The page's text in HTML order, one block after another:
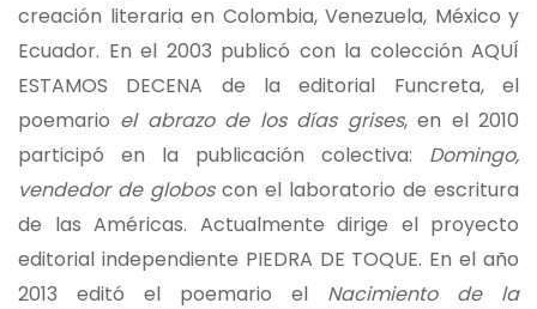
creación literaria en Colombia, Venezuela, México y
Ecuador. En el 2003 publicó con la colección AQUÍ
ESTAMOS DECENA de la editorial Funcreta, el
poemario el abrazo de los días grises, en el 2010
participó en la publicación colectiva: Domingo,
vendedor de globoscon el laboratorio de escritura
de las Américas. Actualmente dirige el proyecto
editorial independiente PIEDRA DE TOQUE. En el año
2013 editó el poemario el Nacimiento de la